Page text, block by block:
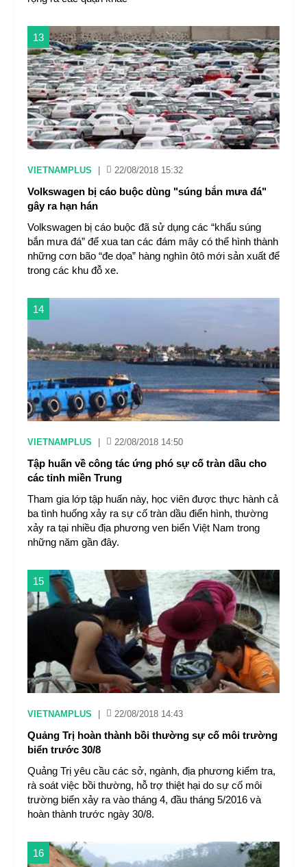
13
VIETNAMPLUS 22/08/2018 15:32
Volkswagen bị cáo buộc dùng "súng bắn mưa đá"
gây ra hạn hán
Volkswagen bị cáo buộc đã sử dụng các “khẩu súng
bắn mưa đá” để xua tan các đám mây có thể hình thành
những cơn bão “đe dọa” hàng nghìn ôtô mới sản xuất để
trong các khu đỗ xe.
14
VIETNAMPLUS 22/08/2018 14:50
Tập huấn về công tác ứng phó sự cố tràn dầu cho
các tỉnh miền Trung
Tham gia lớp tập huấn này, học viên được thực hành cả
ba tình huống xảy ra sự cố tràn dầu điển hình, thường
xảy ra tại nhiều địa phương ven biển Việt Nam trong
những năm gần đây.
15
VIETNAMPLUS 22/08/2018 14:43
Quảng Trị hoàn thành bồi thường sự cố môi trường
biển trước 30/8
Quảng Trị yêu cầu các sở, ngành, địa phương kiểm tra,
rà soát việc bồi thường, hỗ trợ thiệt hại do sự cố môi
trường biển xảy ra vào tháng 4, đầu tháng 5/2016 và
hoàn thành trước ngày 30/8.
16